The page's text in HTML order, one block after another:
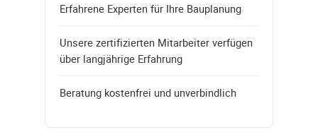
Erfahrene Experten für Ihre Bauplanung
Unsere zertifizierten Mitarbeiter verfügen
über langjährige Erfahrung
Beratung kostenfrei und unverbindlich